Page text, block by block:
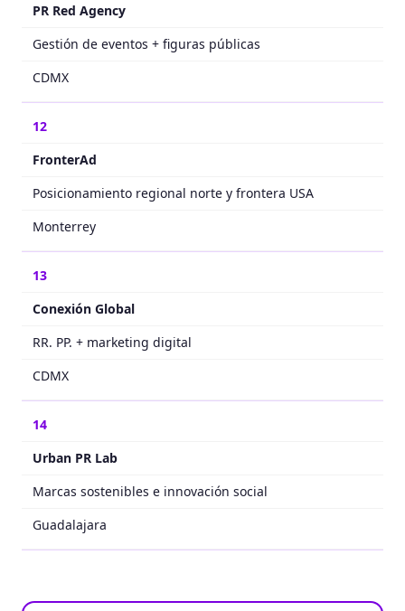
PR Red Agency
Gestión de eventos + figuras públicas
CDMX
12
FronterAd
Posicionamiento regional norte y frontera USA
Monterrey
13
Conexión Global
RR. PP. + marketing digital
CDMX
14
Urban PR Lab
Marcas sostenibles e innovación social
Guadalajara